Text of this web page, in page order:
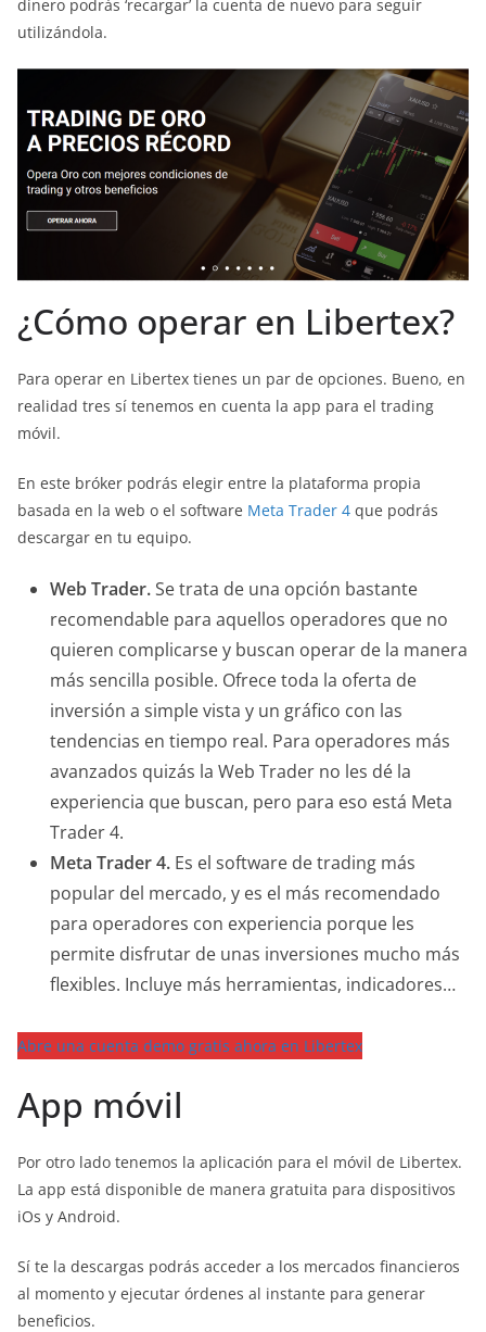
dinero podrás ‘recargar’ la cuenta de nuevo para seguir
utilizándola.
¿Cómo operar en Libertex?
Para operar en Libertex tienes un par de opciones. Bueno, en
realidad tres sí tenemos en cuenta la app para el trading
móvil.
En este bróker podrás elegir entre la plataforma propia
basada en la web o el software Meta Trader 4 que podrás
descargar en tu equipo.
Web Trader.Se trata de una opción bastante
recomendable para aquellos operadores que no
quieren complicarse y buscan operar de la manera
más sencilla posible. Ofrece toda la oferta de
inversión a simple vista y un gráfico con las
tendencias en tiempo real. Para operadores más
avanzados quizás la Web Trader no les dé la
experiencia que buscan, pero para eso está Meta
Trader 4.
Meta Trader 4. Es el software de trading más
popular del mercado, y es el más recomendado
para operadores con experiencia porque les
permite disfrutar de unas inversiones mucho más
flexibles. Incluye más herramientas, indicadores…
Abre una cuenta demo gratis ahora en Libertex
App móvil
Por otro lado tenemos la aplicación para el móvil de Libertex.
La app está disponible de manera gratuita para dispositivos
iOs y Android.
Sí te la descargas podrás acceder a los mercados financieros
al momento y ejecutar órdenes al instante para generar
beneficios.